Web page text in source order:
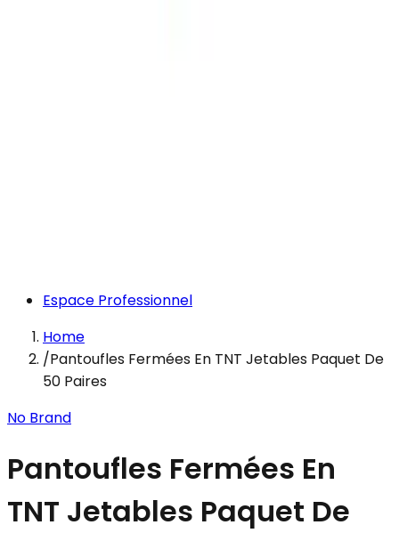
Espace Professionnel
Home
/Pantoufles Fermées En TNT Jetables Paquet De
50 Paires
No Brand
Pantoufles Fermées En
TNT Jetables Paquet De